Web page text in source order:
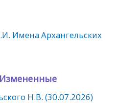
Имена Архангельских
Н.В. (30.07.2026)